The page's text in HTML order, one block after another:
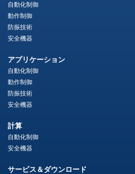
自動化制御
動作制御
防振技術
安全機器
アプリケーション
自動化制御
動作制御
防振技術
安全機器
計算
自動化制御
安全機器
サービス＆ダウンロード